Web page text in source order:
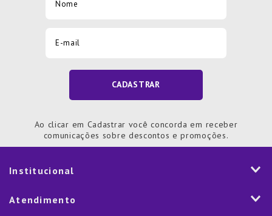
CADASTRAR
Ao clicar em Cadastrar você concorda em receber
comunicações sobre descontos e promoções.
Institucional
Atendimento